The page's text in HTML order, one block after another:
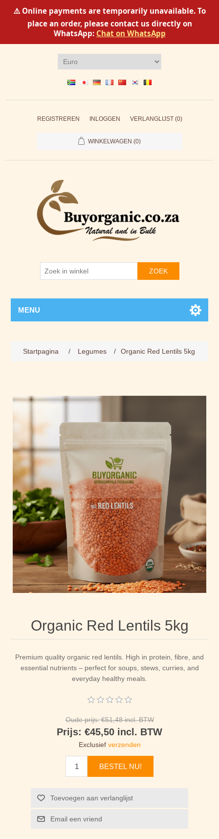
⚠️ Online payments are temporarily unavailable. To
place an order, please contact us directly on
WhatsApp: Chat on WhatsApp
REGISTREREN INLOGGEN VERLANGLIJST (0)
WINKELWAGEN (0)
ZOEK
MENU
Startpagina / Legumes / Organic Red Lentils 5kg
Organic Red Lentils 5kg
Premium quality organic red lentils. High in protein, fibre, and
essential nutrients – perfect for soups, stews, curries, and
everyday healthy meals.
Oude prijs: €51,48 incl. BTW
Prijs: €45,50 incl. BTW
Exclusief verzenden
BESTEL NU!
Toevoegen aan verlanglijst
Email een vriend